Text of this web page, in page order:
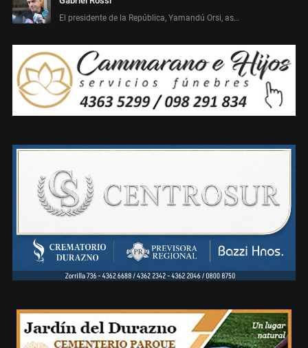
El presidente de la República, Yamandú Orsi, as…